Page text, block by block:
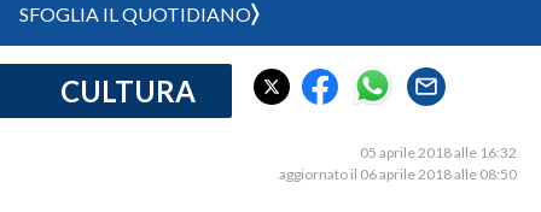
CRONACA SARDEGNA
SFOGLIA IL QUOTIDIANO
CULTURA
05 aprile 2018 alle 16:32
aggiornato il 06 aprile 2018 alle 08:50